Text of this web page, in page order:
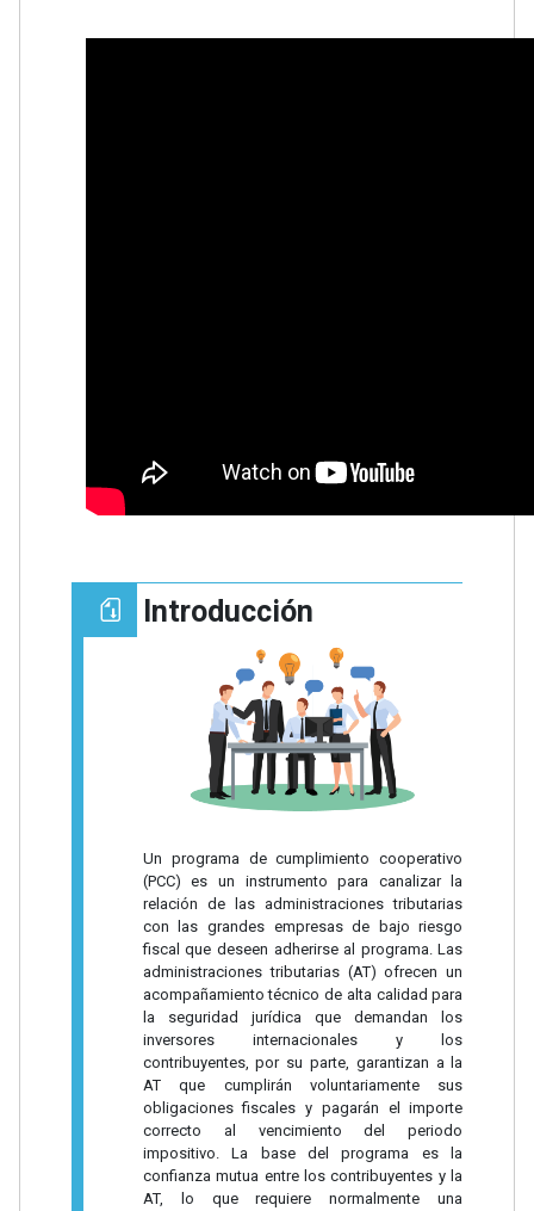
Introducción
Un programa de cumplimiento cooperativo
(PCC) es un instrumento para canalizar la
relación de las administraciones tributarias
con las grandes empresas de bajo riesgo
fiscal que deseen adherirse al programa. Las
administraciones tributarias (AT) ofrecen un
acompañamiento técnico de alta calidad para
la seguridad jurídica que demandan los
inversores internacionales y los
contribuyentes, por su parte, garantizan a la
AT que cumplirán voluntariamente sus
obligaciones fiscales y pagarán el importe
correcto al vencimiento del periodo
impositivo. La base del programa es la
confianza mutua entre los contribuyentes y la
AT, lo que requiere normalmente una